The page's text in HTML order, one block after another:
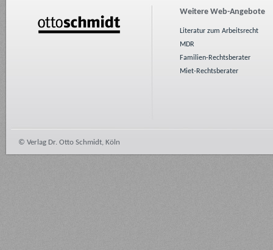
Weitere Web-Angebote
Literatur zum Arbeitsrecht
MDR
Familien-Rechtsberater
Miet-Rechtsberater
© Verlag Dr. Otto Schmidt, Köln